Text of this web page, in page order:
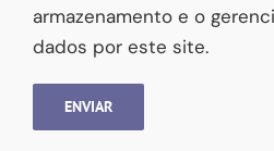
armazenamento e o
dados por este site.